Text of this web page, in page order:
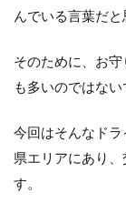
んでいる言葉だと
そのために、お
も多いのではない
今回はそんなド
県エリアにあり
す。